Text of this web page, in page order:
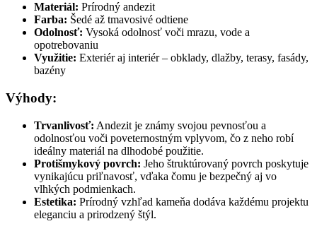
Materiál: Prírodný andezit
Farba: Šedé až tmavosivé odtiene
Odolnosť: Vysoká odolnosť voči mrazu, vode a
opotrebovaniu
Využitie: Exteriér aj interiér – obklady, dlažby, terasy, fasády,
bazény
Výhody:
Trvanlivosť: Andezit je známy svojou pevnosťou a
odolnosťou voči poveternostným vplyvom, čo z neho robí
ideálny materiál na dlhodobé použitie.
Protišmykový povrch: Jeho štruktúrovaný povrch poskytuje
vynikajúcu priľnavosť, vďaka čomu je bezpečný aj vo
vlhkých podmienkach.
Estetika: Prírodný vzhľad kameňa dodáva každému projektu
eleganciu a prirodzený štýl.